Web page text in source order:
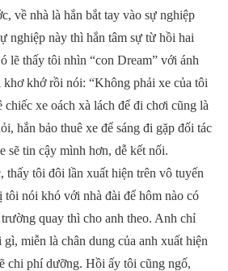
về nhà là hắn bắt tay vào sự nghiệp
nghiệp này thì hắn tâm sự từ hồi hai
lẽ thấy tôi nhìn “con Dream” với ánh
khơ khớ rồi nói: “Không phải xe của tôi
chiếc xe oách xà lách để đi chơi cũng là
hắn bảo thuê xe để sáng đi gặp đối tác
sẽ tin cậy mình hơn, dễ kết nối.
thấy tôi đôi lần xuất hiện trên vô tuyến
tôi nói khó với nhà đài để hôm nào có
quay thì cho anh theo. Anh chỉ
miễn là chân dung của anh xuất hiện
chi phí dưỡng. Hồi ấy tôi cũng ngố,